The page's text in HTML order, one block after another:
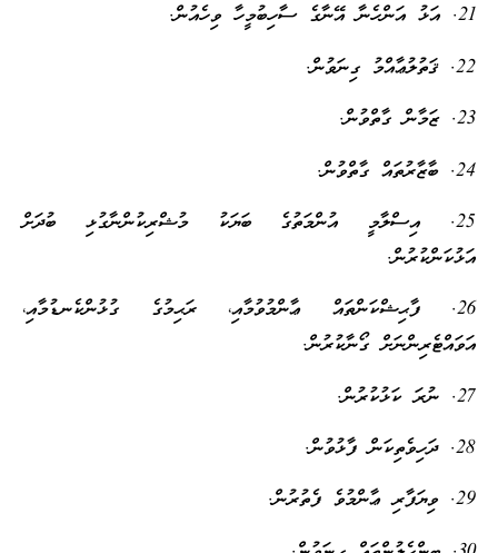
21. އަޅު އަންހެނާ އޭނާގެ ސާހިބުމީހާ ވިހެއުން.
22. ޤަތުލުޢާއްމު ގިނަވުން.
23. ޒަމާން ގާތްވުން.
24. ބާޒާރުތައް ގާތްވުން.
25. އިސްލާމީ އުންމަތުގެ ބަޔަކު މުޝްރިކުންނާގުޅި ބުދަށް
އަޅުކަންކުރުން.
26. ފާޙިޝްކަންތައް ޢާންމުވުމާއި، ރަޙިމުގެ ގުޅުންކެނޑުމާއި،
އަވައްޓެރިންނަށް ގޯނާކުރުން.
27. ނުރަ ކަޅުކުރުން.
28. ދަހިވެތިކަން ފާޅުވުން.
29. ވިޔަފާރި ޢާންމުވެ ފެތުރުން.